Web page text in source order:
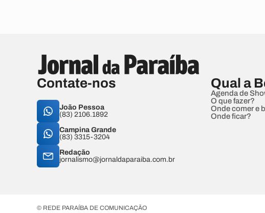
Contate-nos
João Pessoa
(83) 2106.1892
Campina Grande
(83) 3315-3204
Redação
jornalismo@jornaldaparaiba.com.br
Qual a
Agenda de
O que fazer?
Onde comer e
Onde ficar?
© REDE PARAÍBA DE COMUNICAÇÃO